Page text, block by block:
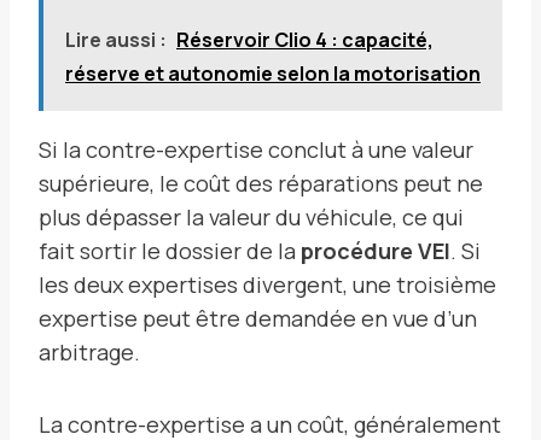
Lire aussi : Réservoir Clio 4 : capacité,
réserve et autonomie selon la motorisation
Si la contre-expertise conclut à une valeur
supérieure, le coût des réparations peut ne
plus dépasser la valeur du véhicule, ce qui
fait sortir le dossier de la procédure VEI. Si
les deux expertises divergent, une troisième
expertise peut être demandée en vue d’un
arbitrage.
La contre-expertise a un coût, généralement